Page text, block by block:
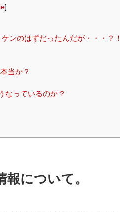
]
ンのはずだったんだが・・・？！
当か？
なっているのか？
について。